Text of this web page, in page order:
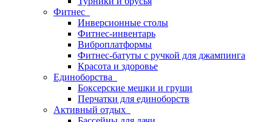
Фитнес
Инверсионные столы
Фитнес-инвентарь
Виброплатформы
Фитнес-батуты с ручкой для джампинга
Красота и здоровье
Единоборства
Боксерские мешки и груши
Перчатки для единоборств
Активный отдых